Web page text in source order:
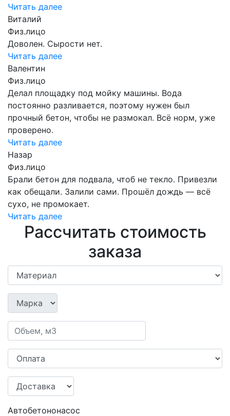
Читать далее
Виталий
Физ.лицо
Доволен. Сырости нет.
Читать далее
Валентин
Физ.лицо
Делал площадку под мойку машины. Вода
постоянно разливается, поэтому нужен был
прочный бетон, чтобы не размокал. Всё норм, уже
проверено.
Читать далее
Назар
Физ.лицо
Брали бетон для подвала, чтоб не текло. Привезли
как обещали. Залили сами. Прошёл дождь — всё
сухо, не промокает.
Читать далее
Рассчитать стоимость
заказа
Автобетононасос